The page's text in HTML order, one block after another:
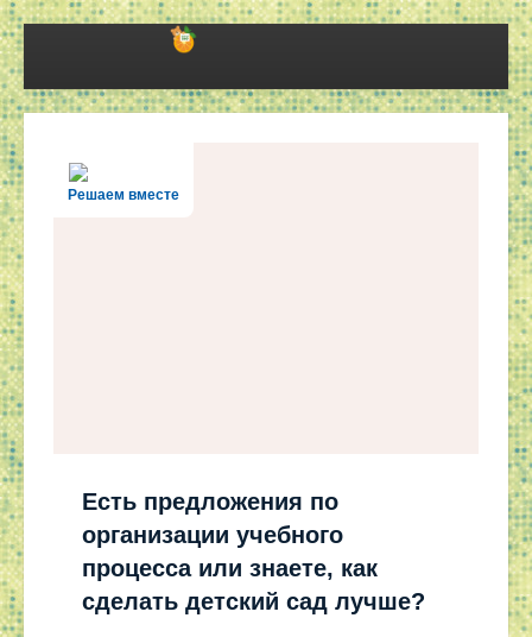
Решаем вместе
Есть предложения по
организации учебного
процесса или знаете, как
сделать детский сад лучше?